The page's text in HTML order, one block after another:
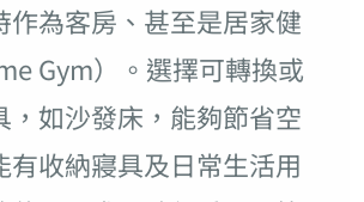
作為客房、甚至是居家健
Gym）。選擇可轉換或
，如沙發床，能夠節省空
有收納寢具及日常生活用